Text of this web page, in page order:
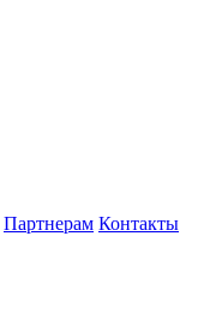
Партнерам Контакты